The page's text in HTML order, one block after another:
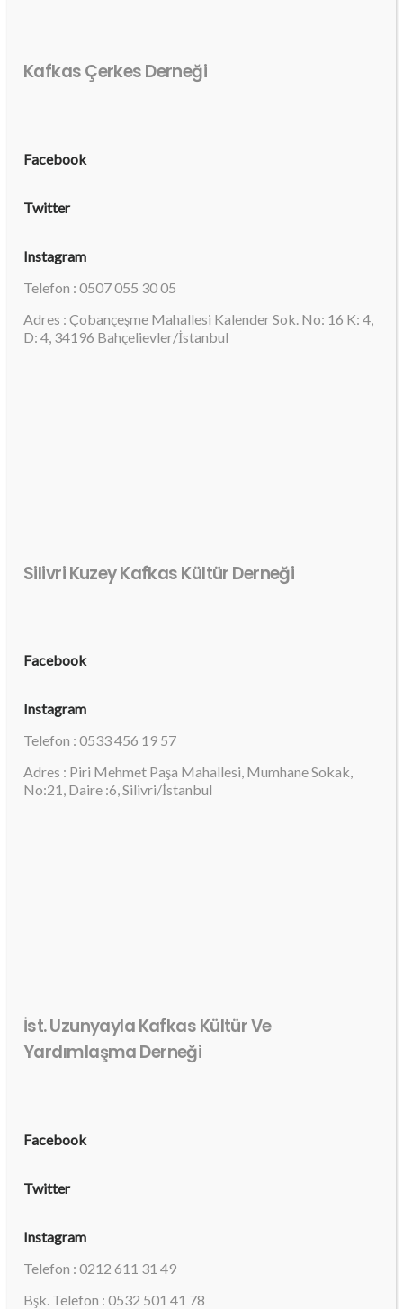
Kafkas Çerkes Derneği
Facebook
Twitter
Instagram
Telefon : 0507 055 30 05
Adres : Çobançeşme Mahallesi Kalender Sok. No: 16 K: 4,
D: 4, 34196 Bahçelievler/İstanbul
Silivri Kuzey Kafkas Kültür Derneği
Facebook
Instagram
Telefon : 0533 456 19 57
Adres : Piri Mehmet Paşa Mahallesi, Mumhane Sokak,
No:21, Daire :6, Silivri/İstanbul
İst. Uzunyayla Kafkas Kültür Ve
Yardımlaşma Derneği
Facebook
Twitter
Instagram
Telefon : 0212 611 31 49
Bşk. Telefon : 0532 501 41 78